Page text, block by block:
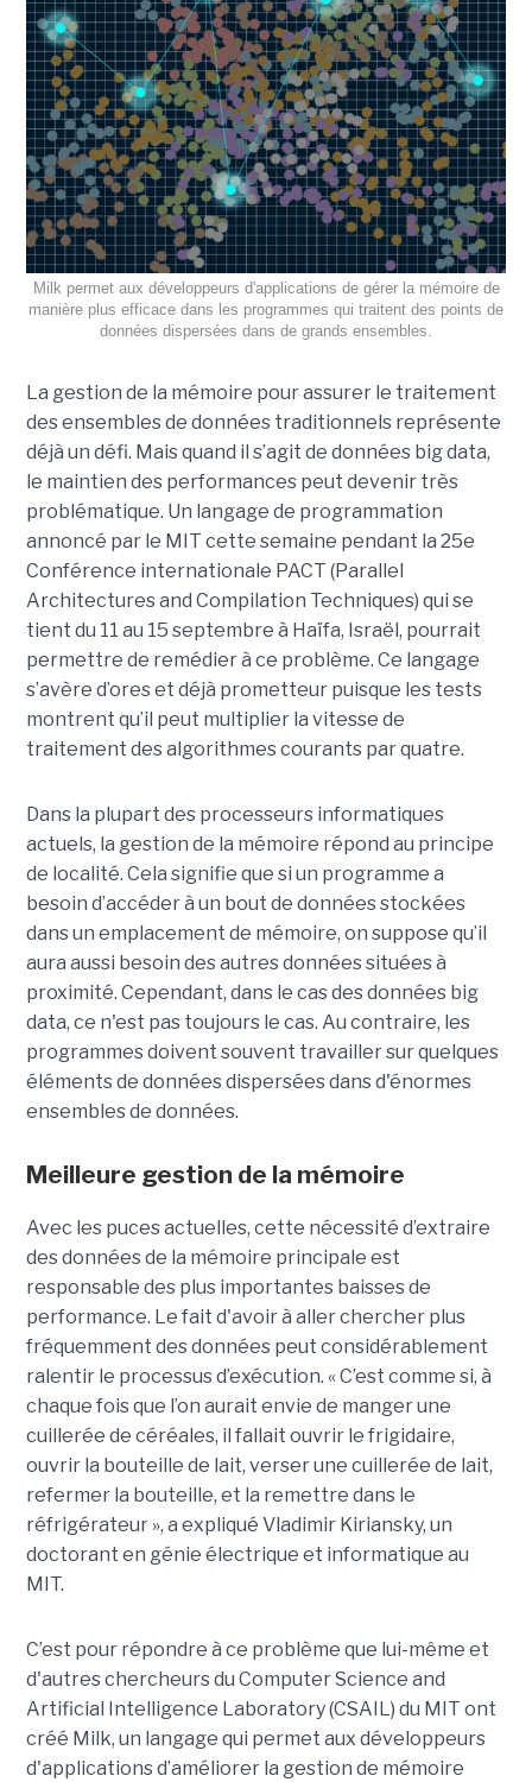
Milk permet aux développeurs d'applications de gérer la mémoire de
manière plus efficace dans les programmes qui traitent des points de
données dispersées dans de grands ensembles.
La gestion de la mémoire pour assurer le traitement
des ensembles de données traditionnels représente
déjà un défi. Mais quand il s’agit de données big data,
le maintien des performances peut devenir très
problématique. Un langage de programmation
annoncé par le MIT cette semaine pendant la 25e
Conférence internationale PACT (Parallel
Architectures and Compilation Techniques) qui se
tient du 11 au 15 septembre à Haïfa, Israël, pourrait
permettre de remédier à ce problème. Ce langage
s’avère d’ores et déjà prometteur puisque les tests
montrent qu’il peut multiplier la vitesse de
traitement des algorithmes courants par quatre.
Dans la plupart des processeurs informatiques
actuels, la gestion de la mémoire répond au principe
de localité. Cela signifie que si un programme a
besoin d’accéder à un bout de données stockées
dans un emplacement de mémoire, on suppose qu’il
aura aussi besoin des autres données situées à
proximité. Cependant, dans le cas des données big
data, ce n'est pas toujours le cas. Au contraire, les
programmes doivent souvent travailler sur quelques
éléments de données dispersées dans d'énormes
ensembles de données.
Meilleure gestion de la mémoire
Avec les puces actuelles, cette nécessité d’extraire
des données de la mémoire principale est
responsable des plus importantes baisses de
performance. Le fait d'avoir à aller chercher plus
fréquemment des données peut considérablement
ralentir le processus d’exécution. « C’est comme si, à
chaque fois que l’on aurait envie de manger une
cuillerée de céréales, il fallait ouvrir le frigidaire,
ouvrir la bouteille de lait, verser une cuillerée de lait,
refermer la bouteille, et la remettre dans le
réfrigérateur », a expliqué Vladimir Kiriansky, un
doctorant en génie électrique et informatique au
MIT.
C’est pour répondre à ce problème que lui-même et
d'autres chercheurs du Computer Science and
Artificial Intelligence Laboratory (CSAIL) du MIT ont
créé Milk, un langage qui permet aux développeurs
d'applications d’améliorer la gestion de mémoire